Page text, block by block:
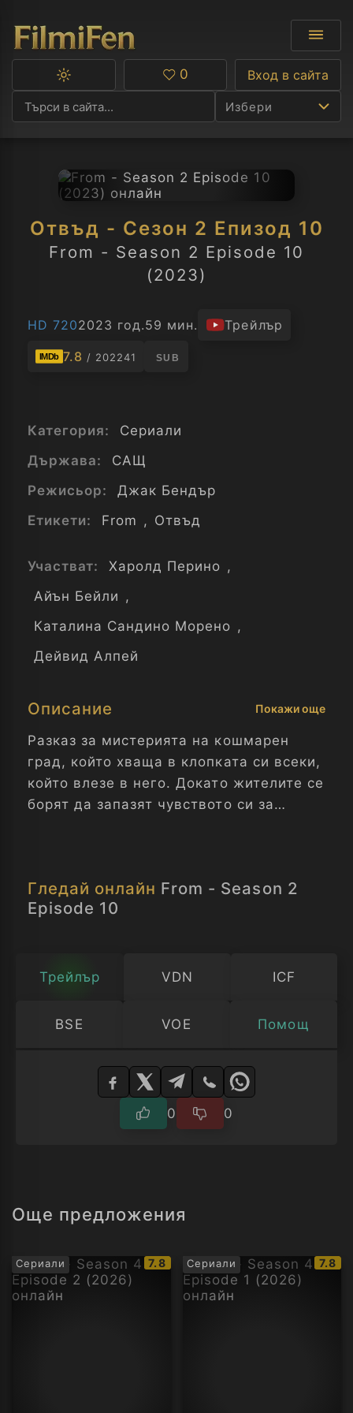
Избери
Ф
А
C
Превключване
тъмна
Любими
0 Вход в сайта
Отвъд - Сезон 2 Епизод 10
From - Season 2 Episode 10
(2023)
HD 7202023 год.59 мин. Трейлър
IMDb 7.8 / 202241 SUB
Категория:
Сериали
Държава:
САЩ
Режисьор:
Джак Бендър
Етикети:
From , Отвъд
Участват: Харолд Перино ,
Айън Бейли ,
Каталина Сандино Морено ,
Дейвид Алпей
Описание Покажи още
Разказ за мистерията на кошмарен
град, който хваща в клопката си всеки,
който влезе в него. Докато жителите се
борят да запазят чувството си за
Отвъд - Сезон 2 Епизод 10
Гледай онлайн From - Season 2
Episode 10
Трейлър VDN ICF
BSE VOE Помощ
Изберете
0 0
Още предложения
Сериали
IMDb
рейтинг:
7.8 Сериали
IMDb
7.8